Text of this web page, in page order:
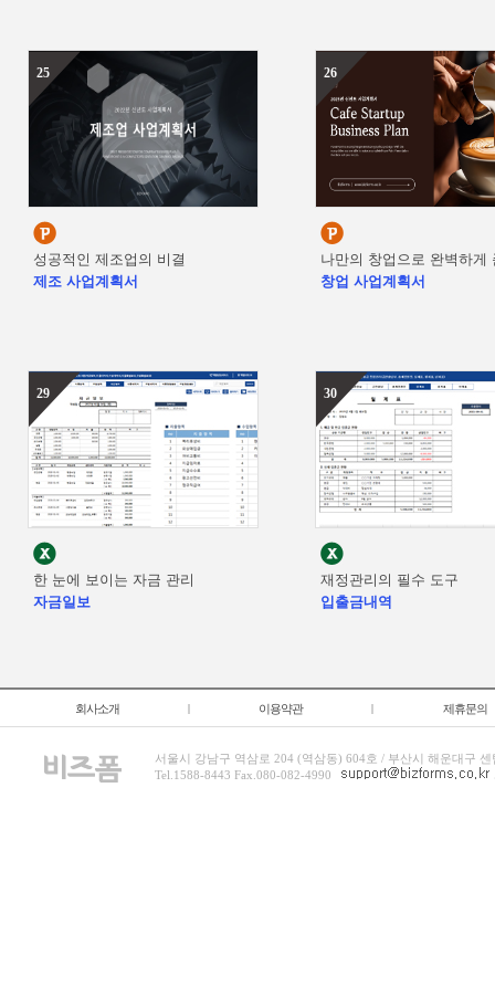
25
성공적인 제조업의 비결
제조 사업계획서
26
나만의 창업으로 완벽하게
창업 사업계획서
29
한 눈에 보이는 자금 관리
자금일보
30
재정관리의 필수 도구
입출금내역
회사소개 | 이용약관 | 제휴문의
서울시 강남구 역삼로 204 (역삼동) 604호 / 부산시 해운대구
Tel.1588-8443 Fax.080-082-4990